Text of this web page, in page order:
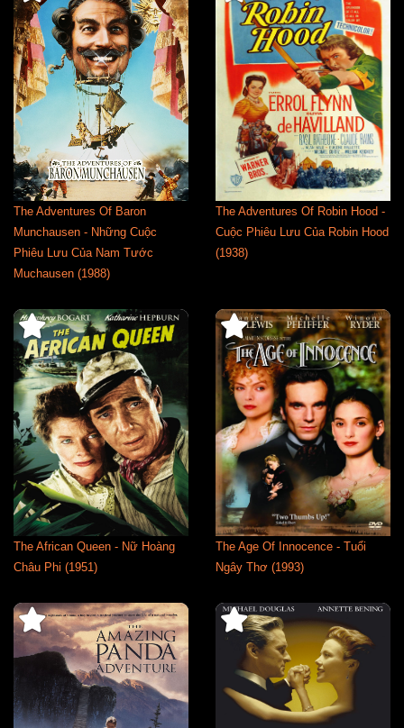
The Adventures Of Baron
Munchausen - Những Cuộc
Phiêu Lưu Của Nam Tước
Muchausen (1988)
The Adventures Of Robin Hood -
Cuộc Phiêu Lưu Của Robin Hood
(1938)
The African Queen - Nữ Hoàng
Châu Phi (1951)
The Age Of Innocence - Tuổi
Ngây Thơ (1993)